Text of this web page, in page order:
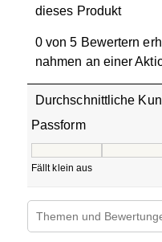
dieses Produkt
0 von 5 Bewertern
nahmen an einer
Durchschnittliche
Passform
Fällt klein aus
Suchthemen und